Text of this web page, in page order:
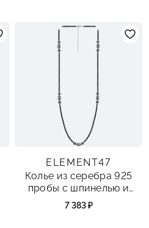
ELEMENT47
Колье из серебра 925
пробы с шпинелью и
лабрадоритами
7 383 ₽